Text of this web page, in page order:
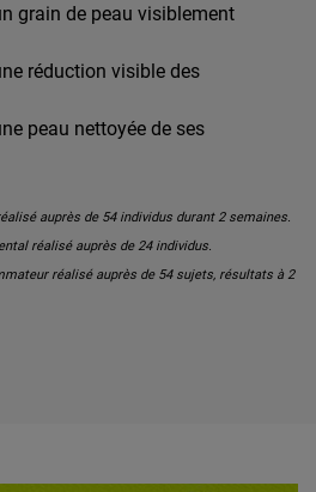
grain de peau visiblement
réduction visible des
peau nettoyée de ses
auprès de 54 individus durant 2 semaines.
réalisé auprès de 24 individus.
réalisé auprès de 54 sujets, résultats à 2